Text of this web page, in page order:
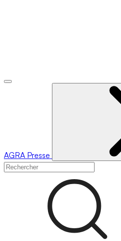
AGRA Presse